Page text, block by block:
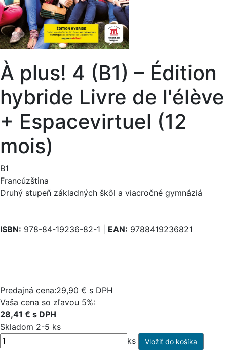
À plus! 4 (B1) – Édition
hybride Livre de l'élève
+ Espacevirtuel (12
mois)
B1
Francúzština
Druhý stupeň základných škôl a viacročné gymnáziá
ISBN: 978-84-19236-82-1 | EAN: 9788419236821
Predajná cena:29,90 € s DPH
Vaša cena so zľavou 5%:
28,41 € s DPH
Skladom 2-5 ks
ks